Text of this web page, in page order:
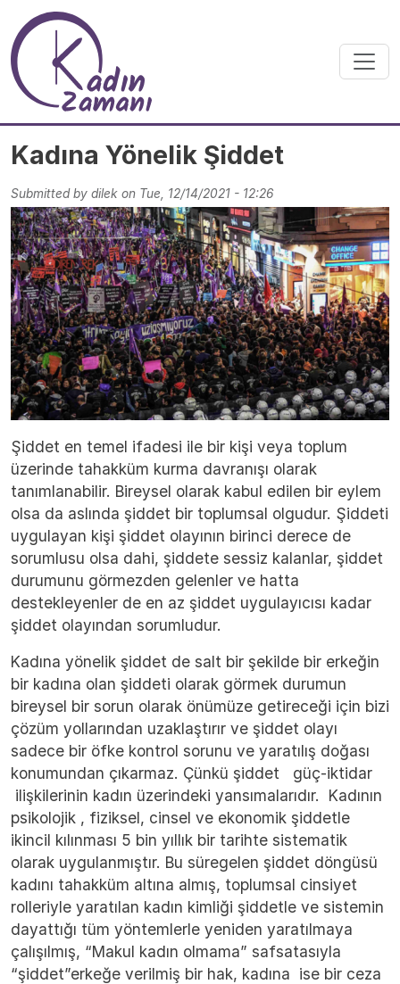
Skip to main content
Kadına Yönelik Şiddet
Submitted by dilek on Tue, 12/14/2021 - 12:26
Şiddet en temel ifadesi ile bir kişi veya toplum
üzerinde tahakküm kurma davranışı olarak
tanımlanabilir. Bireysel olarak kabul edilen bir eylem
olsa da aslında şiddet bir toplumsal olgudur. Şiddeti
uygulayan kişi şiddet olayının birinci derece de
sorumlusu olsa dahi, şiddete sessiz kalanlar, şiddet
durumunu görmezden gelenler ve hatta
destekleyenler de en az şiddet uygulayıcısı kadar
şiddet olayından sorumludur.
Kadına yönelik şiddet de salt bir şekilde bir erkeğin
bir kadına olan şiddeti olarak görmek durumun
bireysel bir sorun olarak önümüze getireceği için bizi
çözüm yollarından uzaklaştırır ve şiddet olayı
sadece bir öfke kontrol sorunu ve yaratılış doğası
konumundan çıkarmaz. Çünkü şiddet güç-iktidar
ilişkilerinin kadın üzerindeki yansımalarıdır. Kadının
psikolojik , fiziksel, cinsel ve ekonomik şiddetle
ikincil kılınması 5 bin yıllık bir tarihte sistematik
olarak uygulanmıştır. Bu süregelen şiddet döngüsü
kadını tahakküm altına almış, toplumsal cinsiyet
rolleriyle yaratılan kadın kimliği şiddetle ve sistemin
dayattığı tüm yöntemlerle yeniden yaratılmaya
çalışılmış, “Makul kadın olmama” safsatasıyla
“şiddet”erkeğe verilmiş bir hak, kadına ise bir ceza